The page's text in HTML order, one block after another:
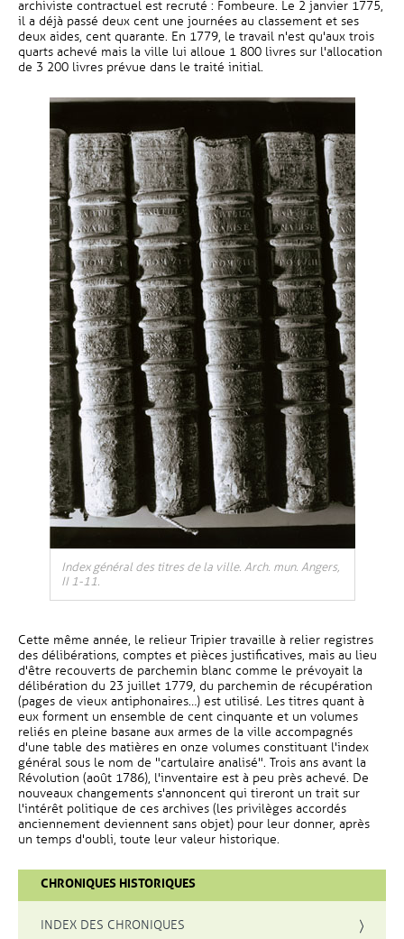
archiviste contractuel est recruté : Fombeure. Le 2 janvier 1775,
il a déjà passé deux cent une journées au classement et ses
deux aides, cent quarante. En 1779, le travail n'est qu'aux trois
quarts achevé mais la ville lui alloue 1 800 livres sur l'allocation
de 3 200 livres prévue dans le traité initial.
Index général des titres de la ville. Arch. mun. Angers,
II 1-11.
Cette même année, le relieur Tripier travaille à relier registres
des délibérations, comptes et pièces justificatives, mais au lieu
d'être recouverts de parchemin blanc comme le prévoyait la
délibération du 23 juillet 1779, du parchemin de récupération
(pages de vieux antiphonaires…) est utilisé. Les titres quant à
eux forment un ensemble de cent cinquante et un volumes
reliés en pleine basane aux armes de la ville accompagnés
d'une table des matières en onze volumes constituant l'index
général sous le nom de "cartulaire analisé". Trois ans avant la
Révolution (août 1786), l'inventaire est à peu près achevé. De
nouveaux changements s'annoncent qui tireront un trait sur
l'intérêt politique de ces archives (les privilèges accordés
anciennement deviennent sans objet) pour leur donner, après
un temps d'oubli, toute leur valeur historique.
CHRONIQUES HISTORIQUES
INDEX DES CHRONIQUES